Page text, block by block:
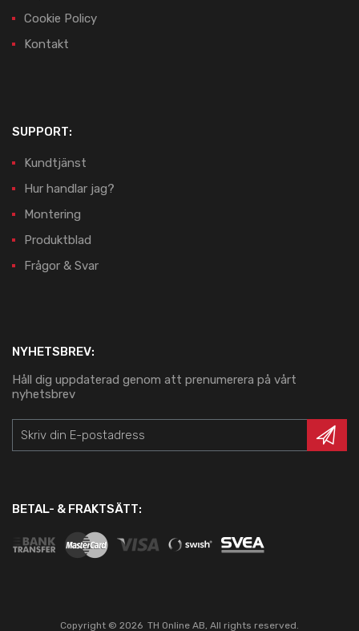
Cookie Policy
Kontakt
SUPPORT:
Kundtjänst
Hur handlar jag?
Montering
Produktblad
Frågor & Svar
NYHETSBREV:
Håll dig uppdaterad genom att prenumerera på vårt
nyhetsbrev
BETAL- & FRAKTSÄTT:
Copyright © 2026 TH Online AB, All rights reserved.